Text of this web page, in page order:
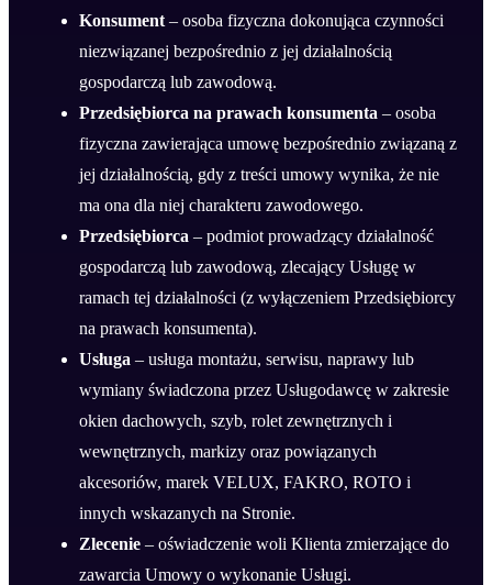
Konsument – osoba fizyczna dokonująca czynności
niezwiązanej bezpośrednio z jej działalnością
gospodarczą lub zawodową.
Przedsiębiorca na prawach konsumenta – osoba
fizyczna zawierająca umowę bezpośrednio związaną z
jej działalnością, gdy z treści umowy wynika, że nie
ma ona dla niej charakteru zawodowego.
Przedsiębiorca – podmiot prowadzący działalność
gospodarczą lub zawodową, zlecający Usługę w
ramach tej działalności (z wyłączeniem Przedsiębiorcy
na prawach konsumenta).
Usługa – usługa montażu, serwisu, naprawy lub
wymiany świadczona przez Usługodawcę w zakresie
okien dachowych, szyb, rolet zewnętrznych i
wewnętrznych, markizy oraz powiązanych
akcesoriów, marek VELUX, FAKRO, ROTO i
innych wskazanych na Stronie.
Zlecenie – oświadczenie woli Klienta zmierzające do
zawarcia Umowy o wykonanie Usługi.